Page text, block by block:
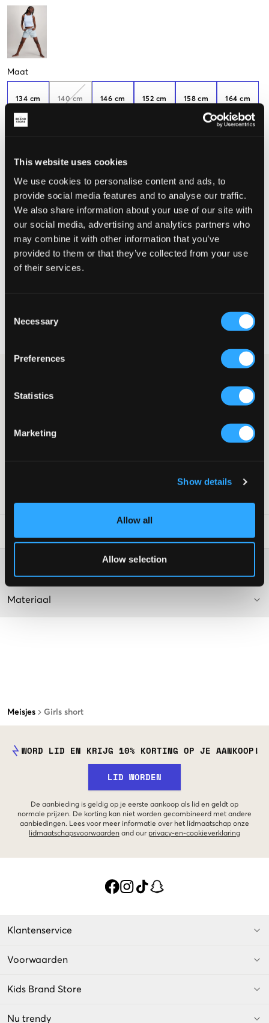
This website uses cookies
We use cookies to personalise content and ads, to
provide social media features and to analyse our traffic.
We also share information about your use of our site with
our social media, advertising and analytics partners who
may combine it with other information that you’ve
provided to them or that they’ve collected from your use
of their services.
Selection
Necessary
Preferences
Statistics
Marketing
Show details
Allow all
Allow selection
Meisjes Girls short
Maat
134 cm
Nog
140 cm 146 cm 152 cm 158 cm 164 cm
Nog 2 over
De maat lijkt
Te klein Perfect Te groot
MAATTABEL
KIES EEN MAAT
Gratis verzending vanaf €69
een knoop en een ritssluiting. In de taille zit een verstelbare
elastiek zodat de shorts zo goed en comfortabel mogelijk zitten.
Vijfzakkenmodel
Materiaal
WORD LID EN KRIJG 10% KORTING OP JE AANKOOP!
LID WORDEN
De aanbieding is geldig op je eerste aankoop als lid en geldt op
normale prijzen. De korting kan niet worden gecombineerd met andere
aanbiedingen. Lees voor meer informatie over het lidmaatschap onze
lidmaatschapsvoorwaarden and our privacy-en-cookieverklaring
Klantenservice
Voorwaarden
Kids Brand Store
Nu trendy